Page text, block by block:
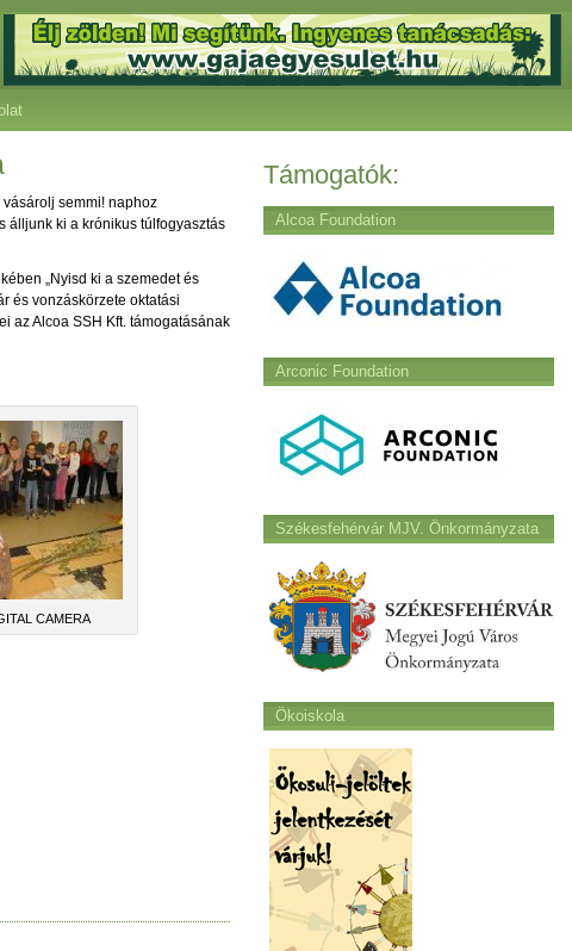
semmi! naphoz
álljunk ki a krónikus túlfogyasztás
„Nyisd ki a szemedet és
és vonzáskörzete oktatási
az Alcoa SSH Kft. támogatásának
CAMERA
Támogatók:
Alcoa Foundation
Arconic Foundation
Székesfehérvár MJV. Önkormányzata
Ökoiskola